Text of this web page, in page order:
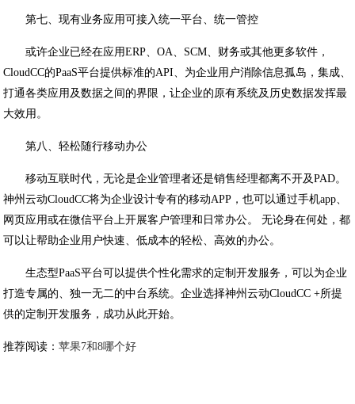
第七、现有业务应用可接入统一平台、统一管控
或许企业已经在应用ERP、OA、SCM、财务或其他更多软件，
CloudCC的PaaS平台提供标准的API、为企业用户消除信息孤岛，集成、
打通各类应用及数据之间的界限，让企业的原有系统及历史数据发挥最
大效用。
第八、轻松随行移动办公
移动互联时代，无论是企业管理者还是销售经理都离不开及PAD。
神州云动CloudCC将为企业设计专有的移动APP，也可以通过手机app、
网页应用或在微信平台上开展客户管理和日常办公。 无论身在何处，都
可以让帮助企业用户快速、低成本的轻松、高效的办公。
生态型PaaS平台可以提供个性化需求的定制开发服务，可以为企业
打造专属的、独一无二的中台系统。企业选择神州云动CloudCC +所提
供的定制开发服务，成功从此开始。
推荐阅读：苹果7和8哪个好